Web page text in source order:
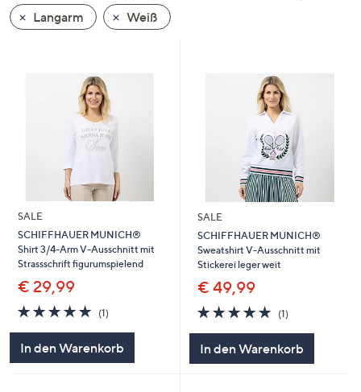
wischen
Sie
diese
anzuzeigen.
Langarm
Weiß
SALE
SCHIFFHAUER MUNICH®
Shirt 3/4-Arm V-Ausschnitt mit
Strassschrift figurumspielend
€ 29,99
5.0
von
(1)1
In den Warenkorb
SALE
SCHIFFHAUER MUNICH®
Sweatshirt V-Ausschnitt mit
Stickerei leger weit
€ 49,99
5.0
von
(1)1
In den Warenkorb